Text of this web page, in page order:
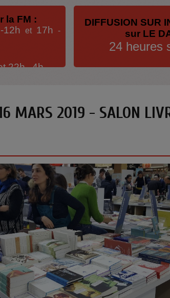
la FM :
et 17h -
22h-4h
DIFFUSION SUR
sur LE
24 heures
MARS 2019 - SALON